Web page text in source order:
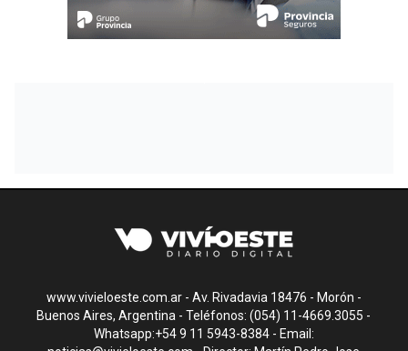
www.vivieloeste.com.ar - Av. Rivadavia 18476 - Morón -
Buenos Aires, Argentina - Teléfonos: (054) 11-4669.3055 -
Whatsapp:+54 9 11 5943-8384 - Email: